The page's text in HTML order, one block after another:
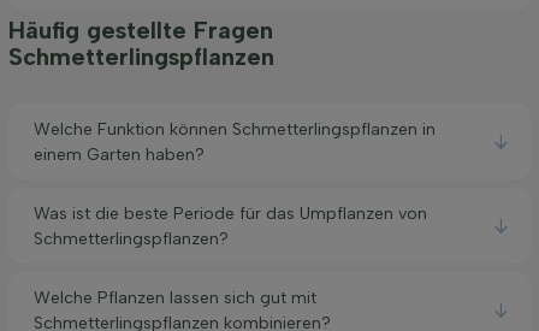
Häufig gestellte Fragen
Schmetterlingspflanzen
Welche Funktion können Schmetterlingspflanzen in
einem Garten haben?
Was ist die beste Periode für das Umpflanzen von
Schmetterlingspflanzen?
Welche Pflanzen lassen sich gut mit
Schmetterlingspflanzen kombinieren?